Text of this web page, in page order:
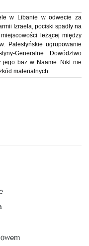
w Libanie w odwecie za
Izraela, pociski spadły na
leżącej między
Palestyńskie ugrupowanie
Generalne Dowództwo
jego baz w Naame. Nikt nie
materialnych.